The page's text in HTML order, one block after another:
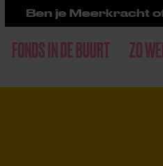
Ben je Meerkracht
FONDS IN DE BUURT ZO